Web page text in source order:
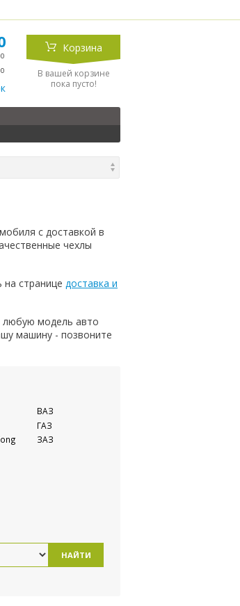
Корзина
В вашей корзине
пока пусто!
с доставкой в
чехлы
странице доставка и
любую модель авто
машину - позвоните
ВАЗ
ГАЗ
ЗАЗ
НАЙТИ